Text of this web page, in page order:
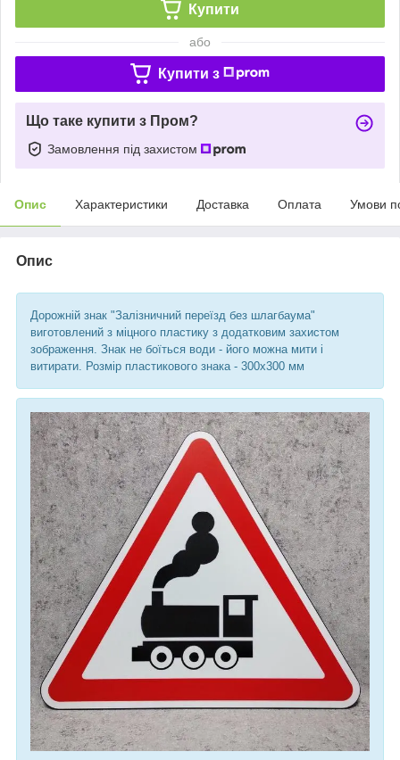
Купити
або
Купити з
Що таке купити з Пром?
Замовлення під захистом
Опис Характеристики Доставка Оплата Умови
Опис
Дорожній знак "Залізничний переїзд без шлагбаума"
виготовлений з міцного пластику з додатковим захистом
зображення. Знак не боїться води - його можна мити і
витирати. Розмір пластикового знака - 300х300 мм